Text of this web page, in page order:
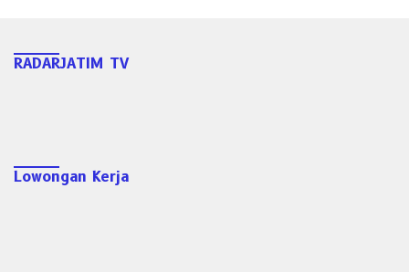
RADARJATIM TV
Lowongan Kerja